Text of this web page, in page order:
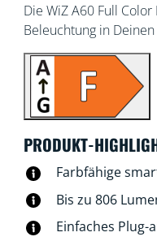
Die WiZ A60 Full
Beleuchtung in
Leuchte nachrüsten
gewünschte
einem warmweißen
Zeitpläne zum Ein-
einrichten oder das
oder Deiner Stimme
Dir die Fernsteuerung
verbinden sich ohne
WLAN.
PRODUKT-
Farbfähige
Bis zu 806
Einfaches Plug-